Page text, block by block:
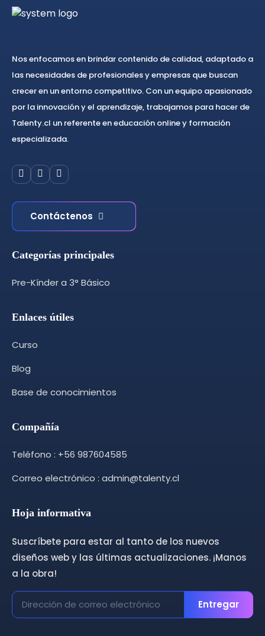
Nos enfocamos en brindar contenido de calidad, adaptado a
las necesidades de profesionales y empresas que buscan
crecer en un entorno competitivo. Con un equipo apasionado
por la innovación y el aprendizaje, trabajamos para hacer de
Talenty.cl un referente en educación online y formación
especializada.
Contáctenos
Categorías principales
Pre-Kínder a 3° Básico
Enlaces útiles
Curso
Blog
Base de conocimientos
Compañía
Teléfono : +56 987604585
Correo electrónico : admin@talenty.cl
Hoja informativa
Suscríbete para estar al tanto de los nuevos
diseños web y las últimas actualizaciones. ¡Manos
a la obra!
Entregar